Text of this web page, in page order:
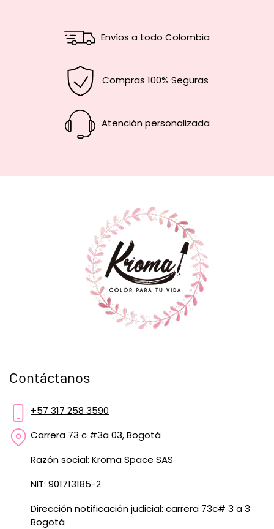
Envíos a todo Colombia
Compras 100% Seguras
Atención personalizada
Contáctanos
+57 317 258 3590
Carrera 73 c #3a 03, Bogotá
Razón social: Kroma Space SAS
NIT: 901713185-2
Dirección notificación judicial: carrera 73c# 3 a 3
Bogotá